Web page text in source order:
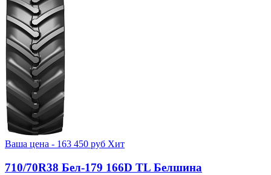
Ваша цена - 163 450 руб Хит
710/70R38 Бел-179 166D TL Белшина